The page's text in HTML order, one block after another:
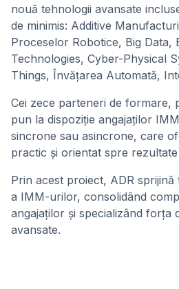
nouă tehnologii avansate
de minimis: Additive
Proceselor Robotice, Big Data,
Technologies, Cyber-Physical
Things, Învățarea Automată,
Cei zece parteneri de formare,
pun la dispoziție angajaților
sincrone sau asincrone, care
practic și orientat spre rezultate
Prin acest proiect, ADR
a IMM-urilor, consolidând
angajaților și specializând forța
avansate.